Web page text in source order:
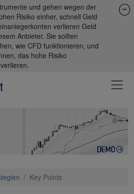
und gehen wegen der
Risiko einher, schnell Geld
verlieren Geld
Anbieter. Sie sollten
wie CFD funktionieren, und
das hohe Risiko
/ Key Points